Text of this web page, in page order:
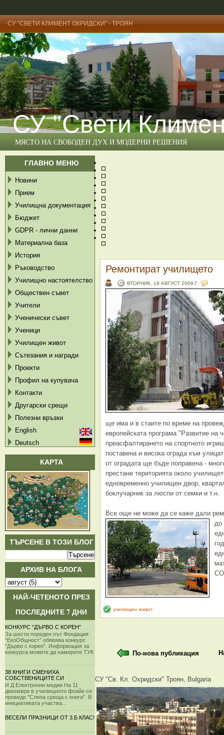
СУ "СВЕТИ КЛИМЕНТ ОХРИДСКИ" - ТРОЯН
СУ "Свети
МЯСТО НА СВОБОДЕН ДУХ И МОДЕРНИ РЕШЕНИЯ
ГЛАВНО МЕНЮ
Новини
Прием
Училищна документация
Бюджет
GDPR - лични данни
Материална база
История
Ръководство
Училищно настоятелство
Обществен съвет
Учители
Ученически съвет
Ученици
Училищен живот
Сътезания и награди
Проекти
Профил на купувача
Контакти
Другарски срещи
Полезни връзки
English
Deutsch
КАРТА
ТЪРСЕНЕ В ТОЗИ БЛОГ
АРХИВ НА БЛОГА
НАЙ-ЧЕТЕНОТО ПРЕЗ
ПОСЛЕДНИТЕ 7 ДНИ
КОНКУРС “ДЪРВО С КОРЕН”
За шести пореден път Фондация
“ЕкоОбщност” обявява конкурс
“Дърво с корен”. Информация за
конкурса можете да намерите ТУК
38 КНИГИ СМЕНИХА
СОБСТВЕНИЦИТЕ СИ
И Д Електронни медии На 11
декември в училищното фоайе се
проведе "Сляпа среща с книга". В
инициативата участва...
ВЕСЕЛИ ПРАЗНИЦИ ОТ 3.Б КЛАС!
Ремонтират училището
ВТОРНИК, 18 АВГУСТ 2009 Г.
ще има и в стаите по време на
европейската програма "Развитие
преасфалтирането на спортното
поставена и висока ограда към
от оградата ще бъде поправена -
престане територията около
едновременно училищен двор,
боклучарник за люспи от семки и т.н.
Все още не може да се каже дали
училищен живот
По-нова публикация
СУ "Св. Кл. Охридски" Троян, Bulgaria